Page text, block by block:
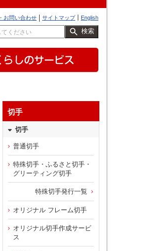
English
サイトマップ
お問い合わせ
検索
切手
切手
普通切手
特殊切手・ふるさと切手・
グリーティング切手
特殊切手発行一覧
オリジナル フレーム切手
オリジナル切手作成サービ
ス